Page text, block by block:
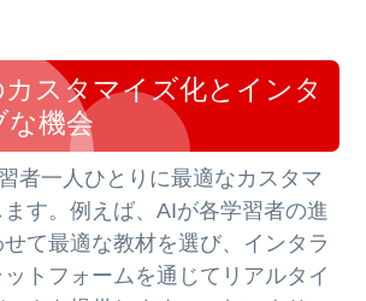
スタマイズ化とインタ
な機会
者一人ひとりに最適なカスタマ
す。例えば、AIが各学習者の進
て最適な教材を選び、インタラ
トフォームを通じてリアルタイ